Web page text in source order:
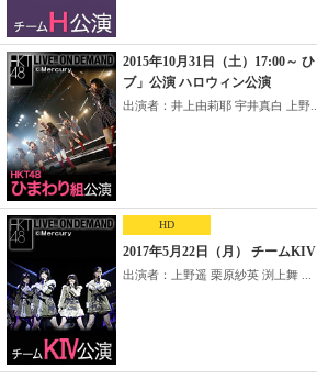
2015年10月31日（土）17:00～
ブ」公演 ハロウィン公演
出演者：井上由莉耶 宇井真白 上野...
HD
2017年5月22日（月） チーム
出演者：上野遥 栗原紗英 渕上舞 ...